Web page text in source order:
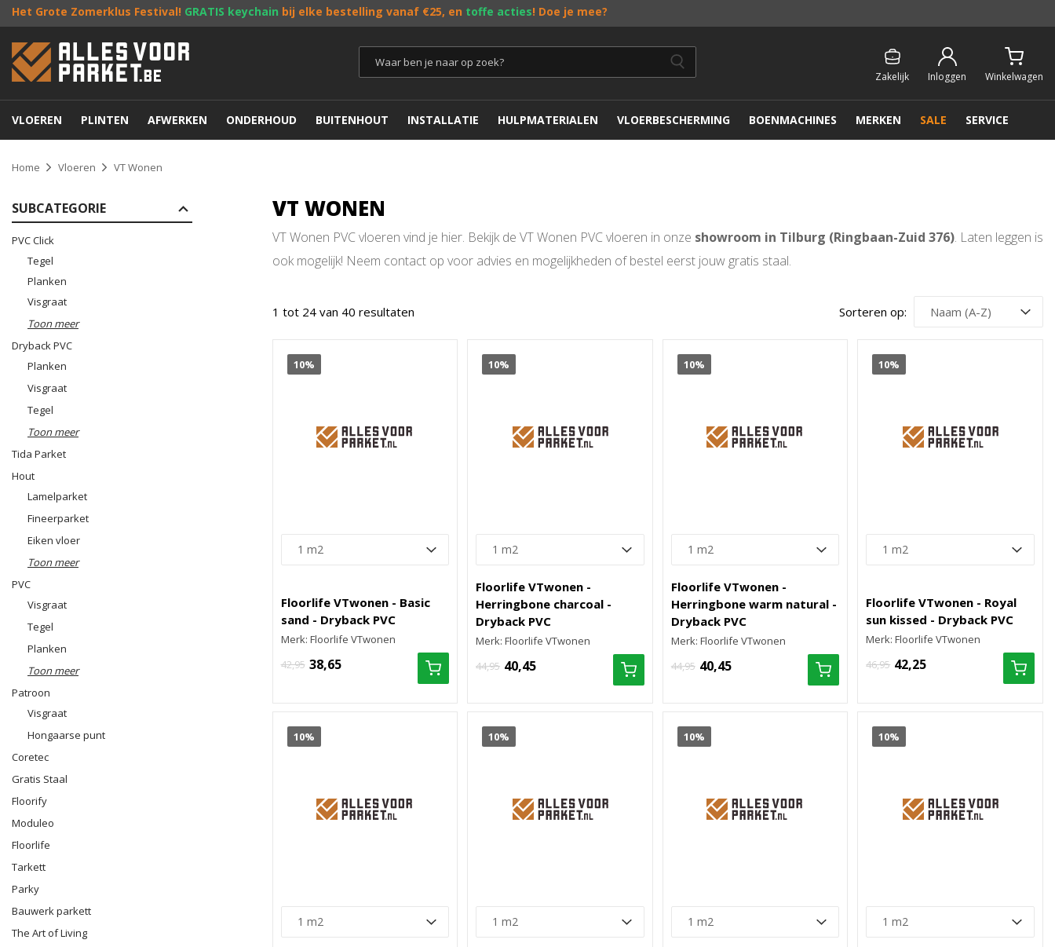
Het Grote Zomerklus Festival! GRATIS keychain bij elke bestelling vanaf €25, en toffe acties! Doe je mee?
Zakelijk Inloggen Winkelwagen
VLOEREN PLINTEN AFWERKEN ONDERHOUD BUITENHOUT INSTALLATIE HULPMATERIALEN VLOERBESCHERMING BOENMACHINES MERKEN SALE SERVICE
Home Vloeren VT Wonen
SUBCATEGORIE
PVC Click
Tegel
Planken
Visgraat
Toon meer
Dryback PVC
Planken
Visgraat
Tegel
Toon meer
Tida Parket
Hout
Lamelparket
Fineerparket
Eiken vloer
Toon meer
PVC
Visgraat
Tegel
Planken
Toon meer
Patroon
Visgraat
Hongaarse punt
Coretec
Gratis Staal
Floorify
Moduleo
Floorlife
Tarkett
Parky
Bauwerk parkett
The Art of Living
VT WONEN
VT Wonen PVC vloeren vind je hier. Bekijk de VT Wonen PVC vloeren in onze showroom in Tilburg (Ringbaan-Zuid 376). Laten leggen is
ook mogelijk! Neem contact op voor advies en mogelijkheden of bestel eerst jouw gratis staal.
1 tot 24 van 40 resultaten Sorteren op:
10%
Floorlife VTwonen - Basic
sand - Dryback PVC
Merk: Floorlife VTwonen
42,95 38,65
10%
Floorlife VTwonen -
Herringbone charcoal -
Dryback PVC
Merk: Floorlife VTwonen
44,95 40,45
10%
Floorlife VTwonen -
Herringbone warm natural -
Dryback PVC
Merk: Floorlife VTwonen
44,95 40,45
10%
Floorlife VTwonen - Royal
sun kissed - Dryback PVC
Merk: Floorlife VTwonen
46,95 42,25
10% 10% 10% 10%